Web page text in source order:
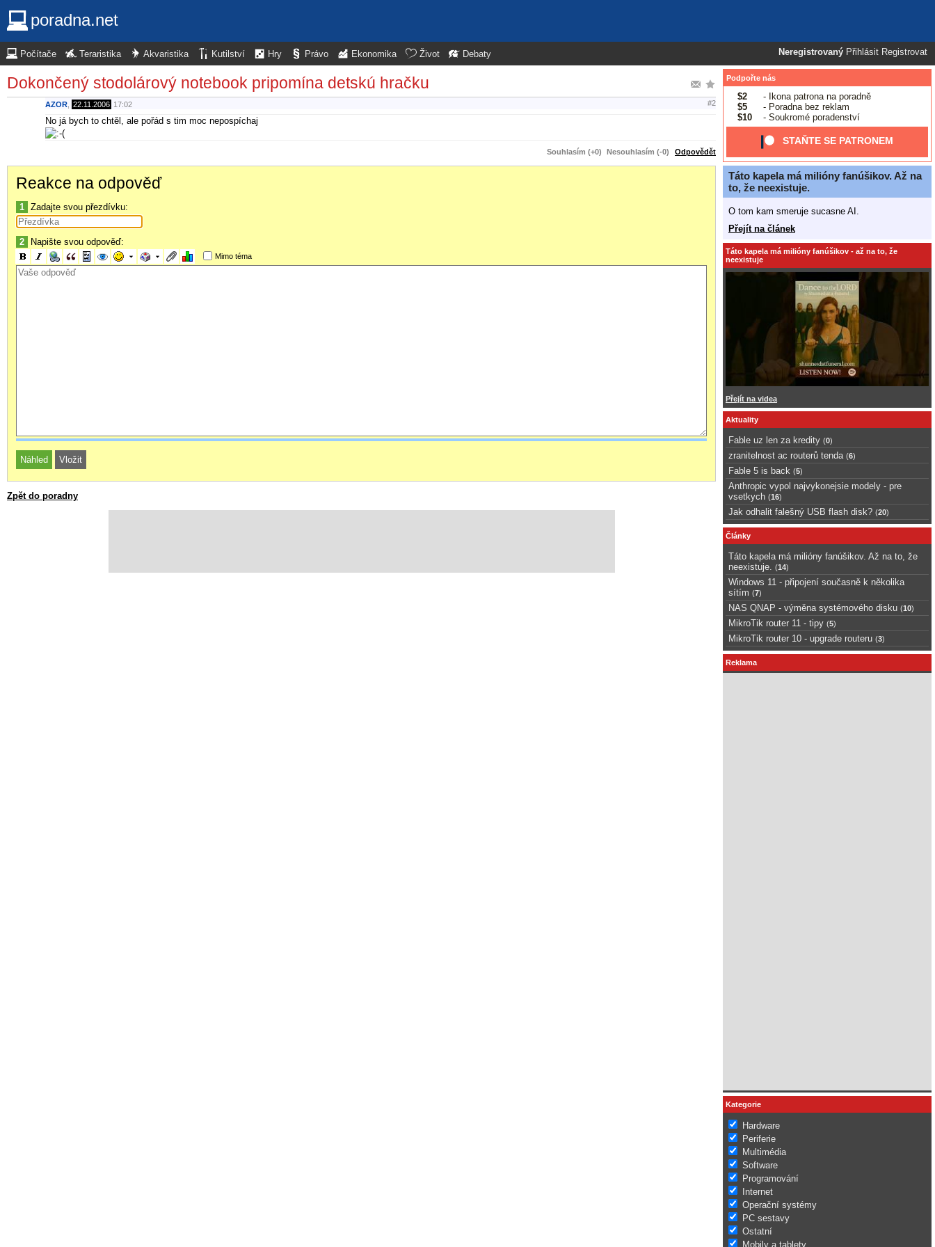
poradna.net
Neregistrovaný Přihlásit Registrovat
Počítače Teraristika Akvaristika Kutilství Hry Právo Ekonomika Život Debaty
Dokončený stodolárový notebook pripomína detskú hračku
AZOR 22.11.2006 17:02 #2
No já bych to chtěl, ale pořád s tim moc nepospíchaj
Souhlasím (+0) Nesouhlasím (-0) Odpovědět
Reakce na odpověď
1 Zadajte svou přezdívku:
2 Napište svou odpověď:
Mimo téma
Zpět do poradny
Podpořte nás
$2
- Ikona patrona na poradně
$5
- Poradna bez reklam
$10
- Soukromé poradenství
STAŇTE SE PATRONEM
Táto kapela má milióny fanúšikov. Až na
to, že neexistuje.
O tom kam smeruje sucasne AI.
Přejít na článek
Táto kapela má milióny fanúšikov - až na to, že
neexistuje
Přejít na videa
Aktuality
Fable uz len za kredity (0)
zranitelnost ac routerů tenda (6)
Fable 5 is back (5)
Anthropic vypol najvykonejsie modely - pre
vsetkych (16)
Jak odhalit falešný USB flash disk? (20)
Články
Táto kapela má milióny fanúšikov. Až na to, že
neexistuje.
(14)
Windows 11 - připojení současně k několika
sítím (7)
NAS QNAP - výměna systémového disku (10)
MikroTik router 11 - tipy (5)
MikroTik router 10 - upgrade routeru (3)
Reklama
Kategorie
Hardware
Periferie
Multimédia
Software
Programování
Internet
Operační systémy
PC sestavy
Ostatní
Mobily a tablety